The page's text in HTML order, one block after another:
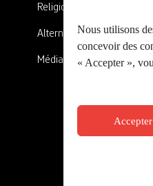
Nous utilisons
concevoir des
« Accepter »,
Accepter
Religions
Alternatives
Médias